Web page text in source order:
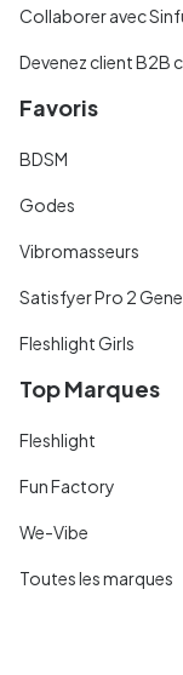
Collaborer avec
Devenez client B2B
Favoris
BDSM
Godes
Vibromasseurs
Satisfyer Pro 2
Fleshlight Girls
Top Marques
Fleshlight
Fun Factory
We-Vibe
Toutes les marques